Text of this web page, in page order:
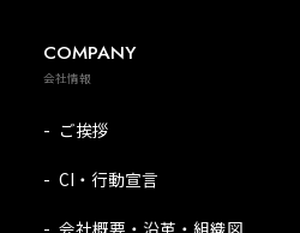
COMPANY
会社情報
ご挨拶
CI・行動宣言